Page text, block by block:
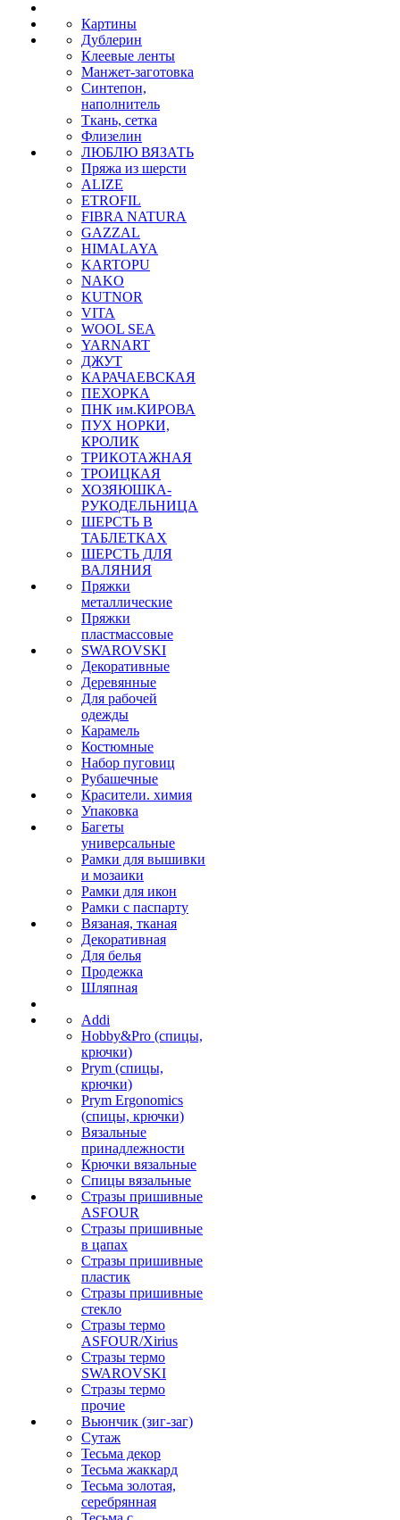
Картины
Дублерин
Клеевые ленты
Манжет-заготовка
Синтепон,
наполнитель
Ткань, сетка
Флизелин
ЛЮБЛЮ ВЯЗАТЬ
Пряжа из шерсти
ALIZE
ETROFIL
FIBRA NATURA
GAZZAL
HIMALAYA
KARTOPU
NAKO
KUTNOR
VITA
WOOL SEA
YARNART
ДЖУТ
КАРАЧАЕВСКАЯ
ПЕХОРКА
ПНК им.КИРОВА
ПУХ НОРКИ,
КРОЛИК
ТРИКОТАЖНАЯ
ТРОИЦКАЯ
ХОЗЯЮШКА-
РУКОДЕЛЬНИЦА
ШЕРСТЬ В
ТАБЛЕТКАХ
ШЕРСТЬ ДЛЯ
ВАЛЯНИЯ
Пряжки
металлические
Пряжки
пластмассовые
SWAROVSKI
Декоративные
Деревянные
Для рабочей
одежды
Карамель
Костюмные
Набор пуговиц
Рубашечные
Красители. химия
Упаковка
Багеты
универсальные
Рамки для вышивки
и мозаики
Рамки для икон
Рамки с паспарту
Вязаная, тканая
Декоративная
Для белья
Продежка
Шляпная
Addi
Hobby&Pro (спицы,
крючки)
Prym (спицы,
крючки)
Prym Ergonomics
(спицы, крючки)
Вязальные
принадлежности
Крючки вязальные
Спицы вязальные
Стразы пришивные
ASFOUR
Стразы пришивные
в цапах
Стразы пришивные
пластик
Стразы пришивные
стекло
Стразы термо
ASFOUR/Xirius
Стразы термо
SWAROVSKI
Стразы термо
прочие
Вьюнчик (зиг-заг)
Сутаж
Тесьма декор
Тесьма жаккард
Тесьма золотая,
серебрянная